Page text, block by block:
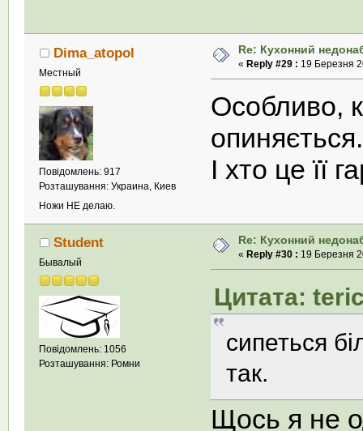
Dima_atopol
Местный
Повідомлень: 917
Розташування: Украина, Киев
Ножи НЕ делаю.
Re: Кухонний
« Reply #29 : 19 Березня
Особливо,
І хто це її
Student
Бывалый
Повідомлень: 1056
Розташування: Ромни
Re: Кухонний
« Reply #30 : 19 Березня
Цитата:
сипеться
так.
Щось я не